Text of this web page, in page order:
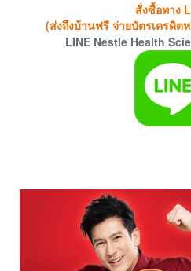
สั่งซื้อทาง
(ส่งถึงบ้านฟรี จ่ายบัตรเครดิต
LINE Nestle Health